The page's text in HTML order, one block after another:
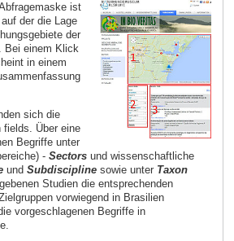
ist
der die Lage
der
Bei einem Klick
in einem
sich die
fields. Über eine
Begriffe unter
- Sectors und wissenschaftliche
und Subdisciplinesowie unter Taxon
Studien die entsprechenden
vorwiegend in Brasilien
vorgeschlagenen Begriffe in